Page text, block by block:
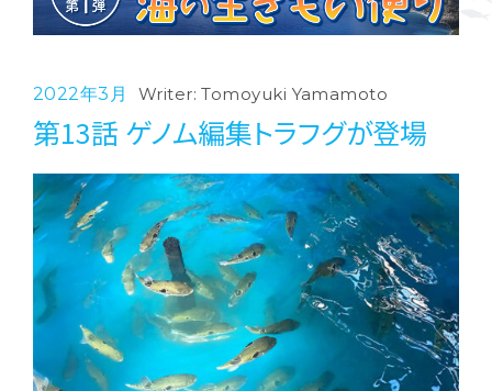
2022年3月 Writer: Tomoyuki Yamamoto
第13話 ゲノム編集トラフグが登場